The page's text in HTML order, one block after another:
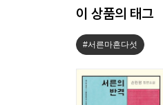
이 상품의 태그
#서른마흔다섯